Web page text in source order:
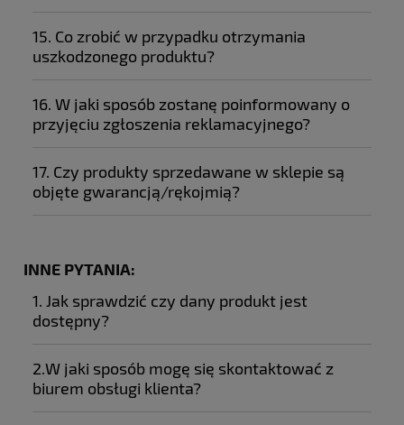
15. Co zrobić w przypadku otrzymania
uszkodzonego produktu?
https://formularz.zolta.pl
16. W jaki sposób zostanę poinformowany o
przyjęciu zgłoszenia reklamacyjnego?
17. Czy produkty sprzedawane w sklepie są
objęte gwarancją/rękojmią?
INNE PYTANIA:
1. Jak sprawdzić czy dany produkt jest
dostępny?
2.W jaki sposób mogę się skontaktować z
biurem obsługi klienta?